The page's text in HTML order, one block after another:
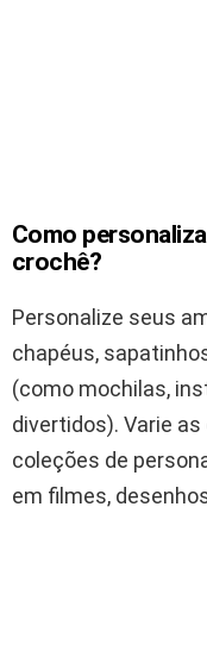
Como
crochê?
Personalize seus
chapéus,
(como mochilas,
divertidos). Varie
coleções de
em filmes,